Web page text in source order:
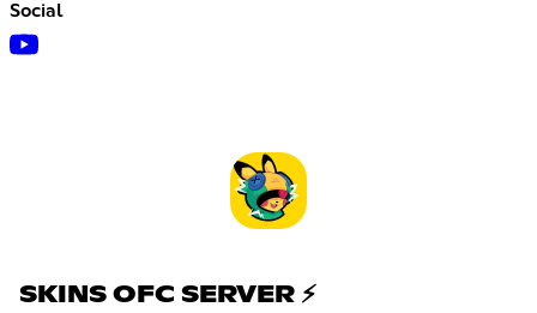
Social
SKINS OFC SERVER ⚡